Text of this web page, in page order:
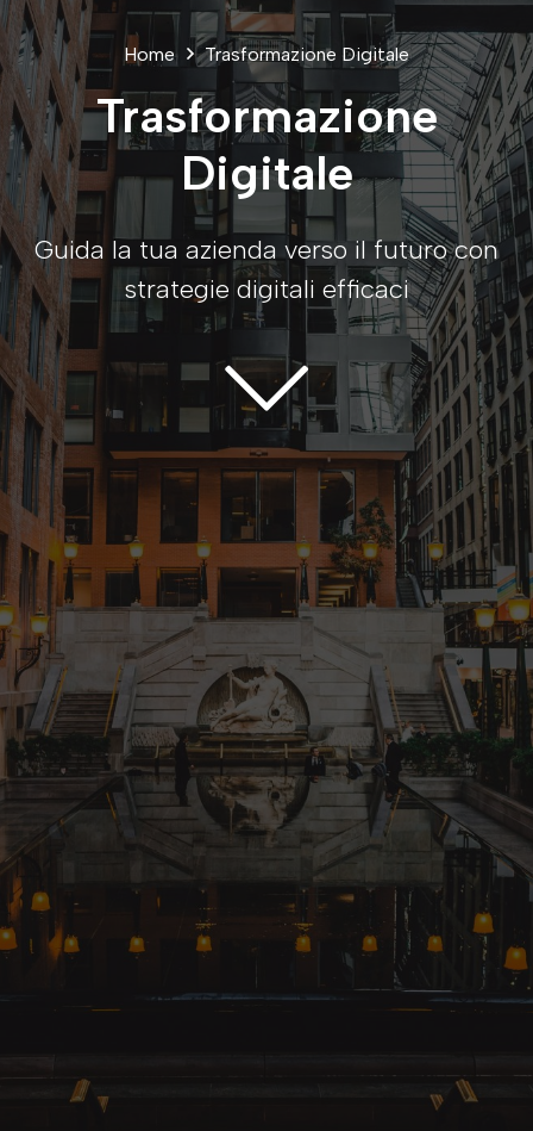
Home Trasformazione Digitale
Trasformazione
Digitale
Guida la tua azienda verso il futuro con
strategie digitali efficaci